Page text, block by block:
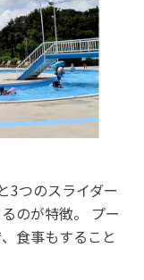
3つのスライダー
のが特徴。 プー
食事もすること